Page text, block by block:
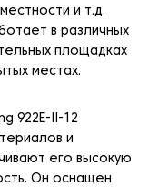
и т.д.
в различных
площадках
местах.
922E-II-12
и
его высокую
Он оснащен